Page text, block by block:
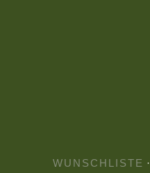
WUNSCHLISTE ·